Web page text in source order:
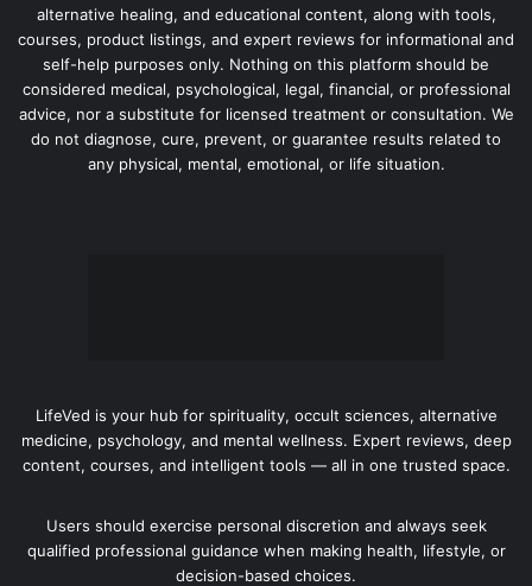
alternative healing, and educational content, along with tools,
courses, product listings, and expert reviews for informational and
self-help purposes only. Nothing on this platform should be
considered medical, psychological, legal, financial, or professional
advice, nor a substitute for licensed treatment or consultation. We
do not diagnose, cure, prevent, or guarantee results related to
any physical, mental, emotional, or life situation.
LifeVed is your hub for spirituality, occult sciences, alternative
medicine, psychology, and mental wellness. Expert reviews, deep
content, courses, and intelligent tools — all in one trusted space.
Users should exercise personal discretion and always seek
qualified professional guidance when making health, lifestyle, or
decision-based choices.